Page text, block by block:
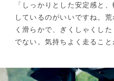
「しっかりとした安定感と
しているのがいいですね。
く滑らかで、ぎくしゃくし
でない。気持ちよく走ること